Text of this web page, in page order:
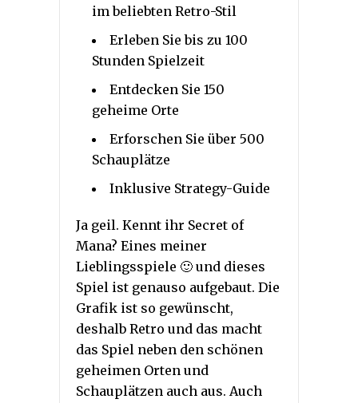
im beliebten Retro-Stil
Erleben Sie bis zu 100
Stunden Spielzeit
Entdecken Sie 150
geheime Orte
Erforschen Sie über 500
Schauplätze
Inklusive Strategy-Guide
Ja geil. Kennt ihr Secret of
Mana? Eines meiner
Lieblingsspiele 🙂 und dieses
Spiel ist genauso aufgebaut. Die
Grafik ist so gewünscht,
deshalb Retro und das macht
das Spiel neben den schönen
geheimen Orten und
Schauplätzen auch aus. Auch